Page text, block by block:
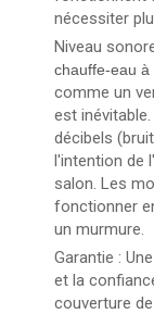
nécessiter
Niveau
chauffe-eau
comme un
est
décibels
l'intention de
salon. Les
fonctionner
un murmure.
Garantie :
et la
couverture